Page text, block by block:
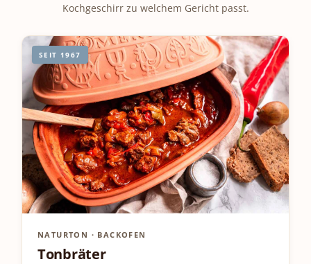
Kochgeschirr zu welchem Gericht passt.
SEIT 1967
NATURTON · BACKOFEN
Tonbräter